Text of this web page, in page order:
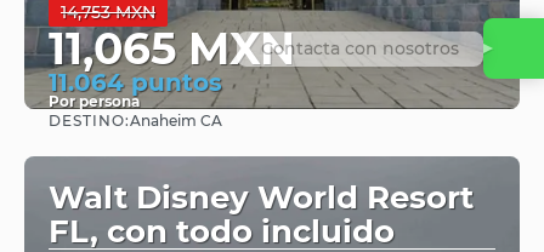
14,753 MXN
11,065 MXN
11.064 puntos
Por persona
DESTINO:Anaheim CA
Walt Disney World Resort
FL, con todo incluido
Contacta con nosotros